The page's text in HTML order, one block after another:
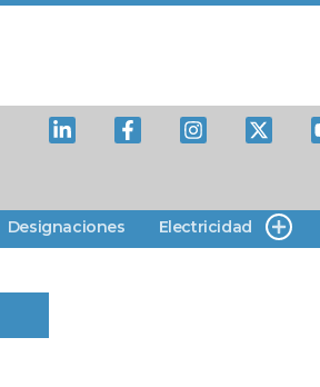
Designaciones Electricidad